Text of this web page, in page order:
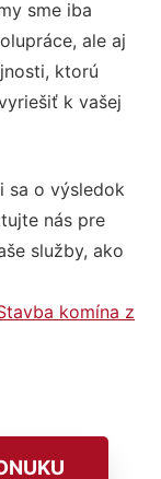
sme iba
ale aj
ktorú
k vašej
sa o výsledok
nás pre
služby, ako
komína z